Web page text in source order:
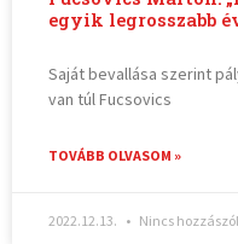
egyik legrosszabb
Saját bevallása szerint
van túl Fucsovics
TOVÁBB OLVASOM »
2022.12.13. Nincs